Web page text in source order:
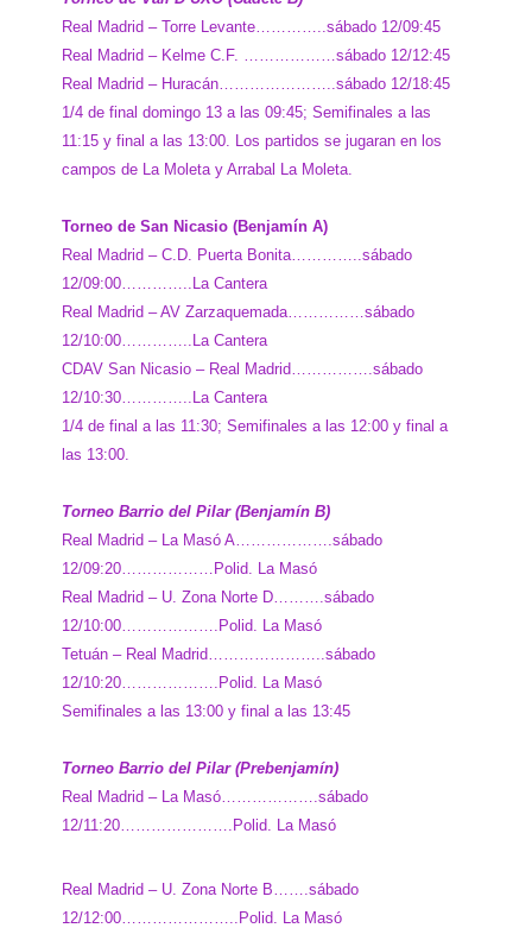
Real Madrid – Torre Levante…………..sábado 12/09:45
Real Madrid – Kelme C.F. ………………sábado 12/12:45
Real Madrid – Huracán…………………..sábado 12/18:45
1/4 de final domingo 13 a las 09:45; Semifinales a las
11:15 y final a las 13:00. Los partidos se jugaran en los
campos de La Moleta y Arrabal La Moleta.
Torneo de San Nicasio (Benjamín A)
Real Madrid – C.D. Puerta Bonita…………..sábado
12/09:00…………..La Cantera
Real Madrid – AV Zarzaquemada……………sábado
12/10:00…………..La Cantera
CDAV San Nicasio – Real Madrid…………….sábado
12/10:30…………..La Cantera
1/4 de final a las 11:30; Semifinales a las 12:00 y final a
las 13:00.
Torneo Barrio del Pilar (Benjamín B)
Real Madrid – La Masó A……………….sábado
12/09:20………………Polid. La Masó
Real Madrid – U. Zona Norte D……….sábado
12/10:00……………….Polid. La Masó
Tetuán – Real Madrid…………………..sábado
12/10:20………………. Polid. La Masó
Semifinales a las 13:00 y final a las 13:45
Torneo Barrio del Pilar (Prebenjamín)
Real Madrid – La Masó……………….sábado
12/11:20…………………. Polid. La Masó
Real Madrid – U. Zona Norte B…….sábado
12/12:00………………….. Polid. La Masó